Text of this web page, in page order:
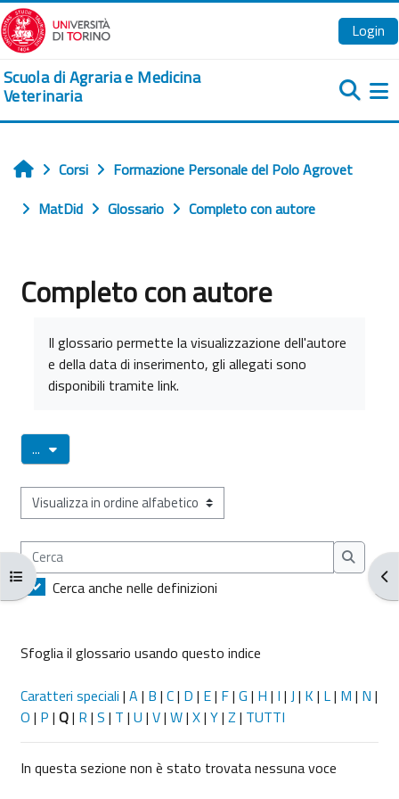
Vai al contenuto principale
Login
Scuola di Agraria e Medicina
Veterinaria
Apri indice del corso
Home
Corsi
Formazione Personale del Polo Agrovet
MatDid
Glossario Completo con autore
Completo con autore
Il glossario permette la visualizzazione dell'autore
e della data di inserimento, gli allegati sono
disponibili tramite link.
... Esporta voci
Sfoglia il glossario usando questo indice
Cerca
Cerca
Cerca anche nelle definizioni
Sfoglia il glossario usando questo indice
Caratteri speciali | A | B | C| D | E| F| G | H | I | J | K | L| M | N |
O | P | Q| R | S | T | U | V| W| X| Y| Z | TUTTI
In questa sezione non è stato trovata nessuna voce